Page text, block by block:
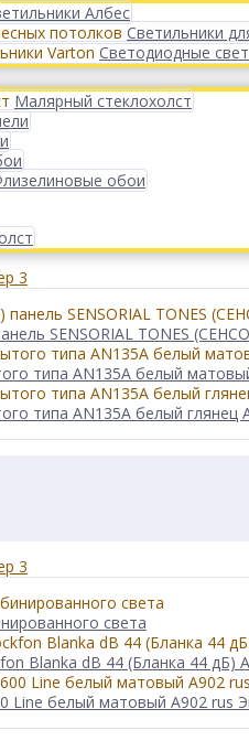
Албес
Светильники
Светодиодные
Малярный стеклохолст
обои
SENSORIAL TONES
типа AN135A белый
типа AN135A белый
света
Blanka dB 44 (Бланка 44 дБ)
Line белый матовый А902 rus